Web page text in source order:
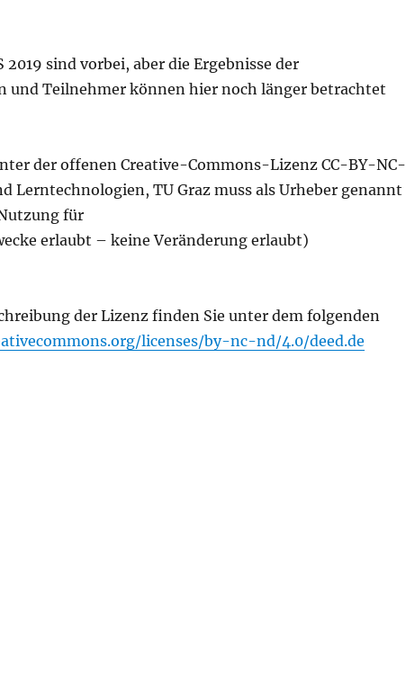
2019 sind vorbei, aber die Ergebnisse der
und Teilnehmer können hier noch länger betrachtet
der offenen Creative-Commons-Lizenz CC-BY-NC-
Lerntechnologien, TU Graz muss als Urheber genannt
für
erlaubt – keine Veränderung erlaubt)
der Lizenz finden Sie unter dem folgenden
licenses/by-nc-nd/4.0/deed.de